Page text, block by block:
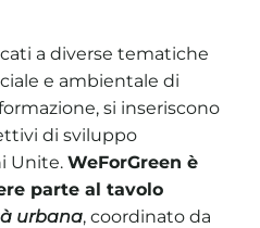
a diverse tematiche
e ambientale di
si inseriscono
di sviluppo
Unite.WeForGreen è
parte al tavolo
urbana, coordinato da